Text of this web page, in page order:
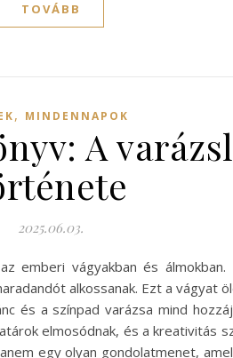
TOVÁBB
, MINDENNAPOK
A
2025.06.03.
emberi vágyakban és
alkossanak. Ezt a vágyat
és a színpad varázsa mind
elmosódnak, és a kreativitás
egy olyan gondolatmenet,